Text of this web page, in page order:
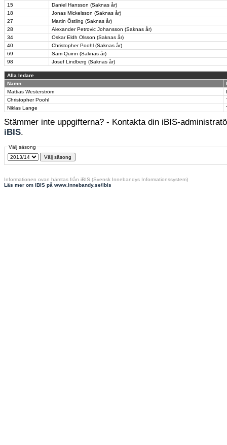
15
Daniel Hansson (Saknas år)
18
Jonas Mickelsson (Saknas år)
27
Martin Östling (Saknas år)
28
Alexander Petrovic Johansson (Saknas år)
34
Oskar Eldh Olsson (Saknas år)
40
Christopher Poohl (Saknas år)
69
Sam Quinn (Saknas år)
98
Josef Lindberg (Saknas år)
Alla ledare
Namn
Mattias Westerström
Christopher Poohl
Niklas Lange
Stämmer inte uppgifterna? - Kontakta din iBIS-
iBIS.
Välj säsong
Informationen ovan hämtas från iBIS (Svensk Innebandys Informationssystem)
Läs mer om iBIS på www.innebandy.se/ibis